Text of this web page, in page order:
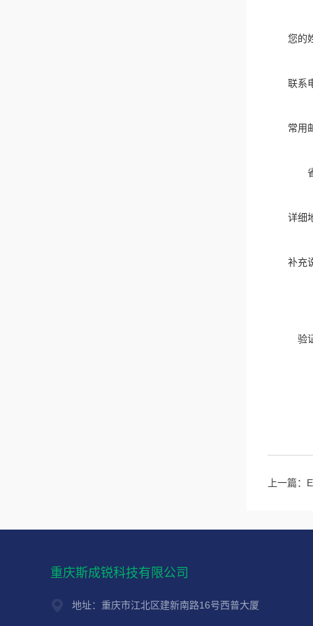
您的
联系
常用
详细
补充
验
上一篇：
重庆斯成锐科技有限公司
地址：重庆市江北区建新南路16号西普大厦